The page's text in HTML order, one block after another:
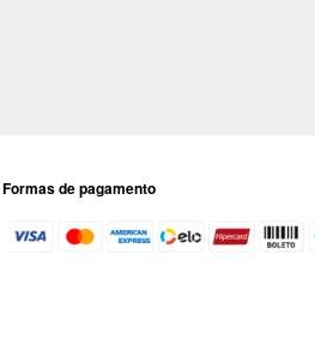
Formas de pagamento